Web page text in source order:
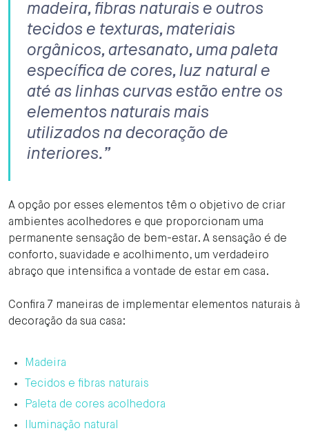
madeira, fibras naturais e outros
tecidos e texturas, materiais
orgânicos, artesanato, uma paleta
específica de cores, luz natural e
até as linhas curvas estão entre os
elementos naturais mais
utilizados na decoração de
interiores.”
A opção por esses elementos têm o objetivo de criar
ambientes acolhedores e que proporcionam uma
permanente sensação de bem-estar. A sensação é de
conforto, suavidade e acolhimento, um verdadeiro
abraço que intensifica a vontade de estar em casa.
Confira 7 maneiras de implementar elementos naturais à
decoração da sua casa:
Madeira
Tecidos e fibras naturais
Paleta de cores acolhedora
Iluminação natural